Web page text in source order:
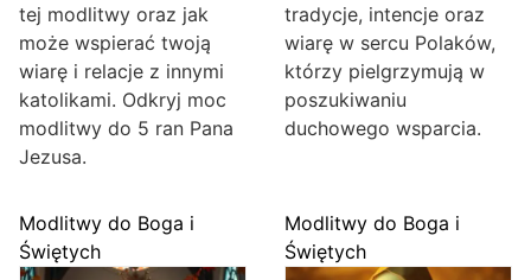
tej modlitwy oraz jak
może wspierać twoją
wiarę i relacje z innymi
katolikami. Odkryj moc
modlitwy do 5 ran Pana
Jezusa.
tradycje, intencje oraz
wiarę w sercu Polaków,
którzy pielgrzymują w
poszukiwaniu
duchowego wsparcia.
Modlitwy do Boga i
Świętych
Modlitwy do Boga i
Świętych